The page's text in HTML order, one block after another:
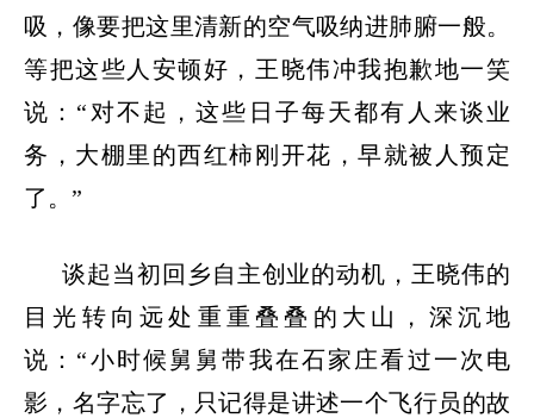
吸，像要把这里清新的空气吸纳进肺腑一般。
等把这些人安顿好，王晓伟冲我抱歉地一笑
说：“对不起，这些日子每天都有人来谈业
务，大棚里的西红柿刚开花，早就被人预定
了。”
谈起当初回乡自主创业的动机，王晓伟的
目光转向远处重重叠叠的大山，深沉地
说： “小时候舅舅带我在石家庄看过一次电
影，名字忘了，只记得是讲述一个飞行员的故